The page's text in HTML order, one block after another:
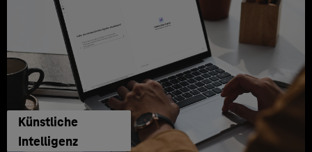
Künstliche
Intelligenz